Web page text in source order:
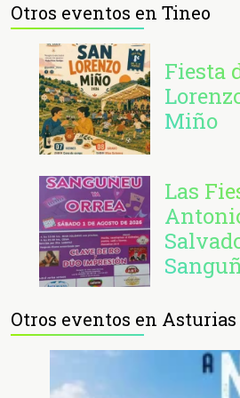
Otros eventos en Tineo
Fiesta
Miño
Las
Otros eventos en